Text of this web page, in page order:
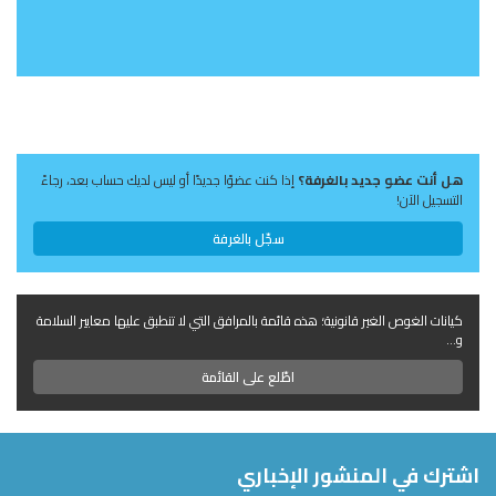
هل أنت عضو جديد بالغرفة؟إذا كنت عضوًا جديدًا أو ليس لديك حساب بعد، رجاءً
التسجيل الآن!
سجّل بالغرفة
كيانات الغوص الغير قانونية؛ هذه قائمة بالمرافق التي لا تنطبق عليها معايير السلامة
و...
اطّلع على القائمة
اشترك في المنشور الإخباري